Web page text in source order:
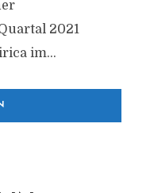
2021
im...